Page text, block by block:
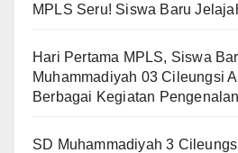
MPLS Seru! Siswa Baru
Hari Pertama MPLS, Siswa
Muhammadiyah 03 Cileungsi
Berbagai Kegiatan
SD Muhammadiyah 3